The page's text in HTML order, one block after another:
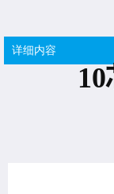
详细内容